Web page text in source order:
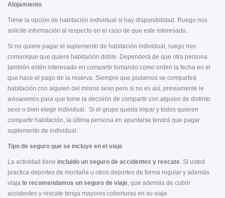
Alojamiento
Tiene la opción de habitación individual si hay disponibilidad. Ruego nos
solicite información al respecto en el caso de que este interesado.
Si no quiere pagar el suplemento de habitación individual, ruego nos
comunique que quiere habitación doble. Dependerá de que otra persona
también estén interesado en compartir tomando como orden la fecha en el
que hace el pago de la reserva. Siempre que podamos se compartirá
habitación con alguien del mismo sexo pero si no es así, previamente le
avisaremos para que tome la decisión de compartir con alguien de distinto
sexo o bien elegir individual. Si el grupo queda impar y todos quieren
compartir habitación, la última persona en apuntarse tendrá que pagar
suplemento de individual.
Tipo de seguro que se incluye en el viaje
La actividad tiene incluido un seguro de accidentes y rescate. Si usted
practica deportes de montaña u otros deportes de forma regular y además
viaja le recomendamos un seguro de viaje, que además de cubrir
accidentes y rescate tenga mayores coberturas en su viaje.